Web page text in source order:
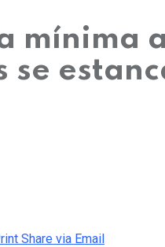
mínima
Share via Email